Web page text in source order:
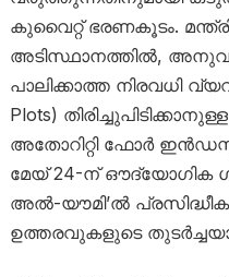
കുവൈറ്റ് ഭരണകൂടം.
അടിസ്ഥാനത്തിൽ,
പാലിക്കാത്ത നിരവധി
Plots)
അതോറിറ്റി ഫോർ
മേയ് 24-ന് ഔദ്യോഗിക
അൽ-യൗമി’ൽ
ഉത്തരവുകളുടെ